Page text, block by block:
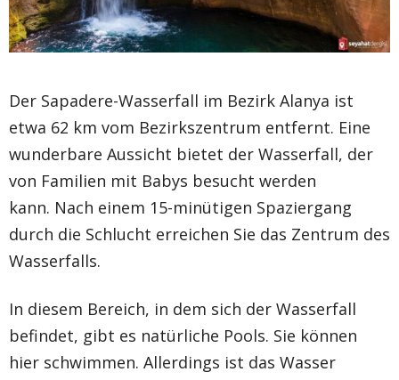
Der Sapadere-Wasserfall im Bezirk Alanya ist
etwa 62 km vom Bezirkszentrum entfernt. Eine
wunderbare Aussicht bietet der Wasserfall, der
von Familien mit Babys besucht werden
kann. Nach einem 15-minütigen Spaziergang
durch die Schlucht erreichen Sie das Zentrum des
Wasserfalls.
In diesem Bereich, in dem sich der Wasserfall
befindet, gibt es natürliche Pools. Sie können
hier schwimmen. Allerdings ist das Wasser